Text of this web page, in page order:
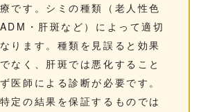
です。シミの種類（老人性色
・肝斑など）によって適切
ります。種類を見誤ると効果
なく、肝斑では悪化すること
医師による診断が必要です。
定の結果を保証するものでは